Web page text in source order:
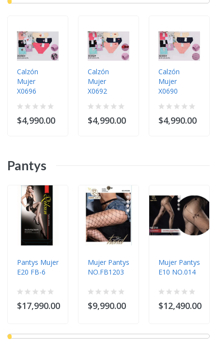
Calzón
Mujer
X0696
$4,990.00
Calzón
Mujer
X0692
$4,990.00
Calzón
Mujer
X0690
$4,990.00
Pantys
Pantys Mujer
E20 FB-6
$17,990.00
Mujer Pantys
NO.FB1203
$9,990.00
Mujer Pantys
E10 NO.014
$12,490.00